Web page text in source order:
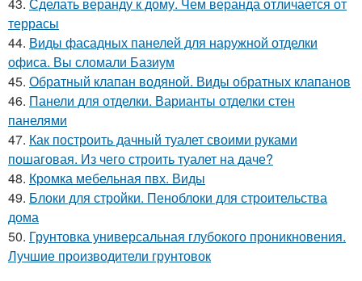
террасы
44. Виды фасадных панелей для наружной отделки
офиса. Вы сломали Базиум
45. Обратный клапан водяной. Виды обратных клапанов
46. Панели для отделки. Варианты отделки стен
панелями
47. Как построить дачный туалет своими руками
пошаговая. Из чего строить туалет на даче?
48. Кромка мебельная пвх. Виды
49. Блоки для стройки. Пеноблоки для строительства
дома
50. Грунтовка универсальная глубокого проникновения.
Лучшие производители грунтовок